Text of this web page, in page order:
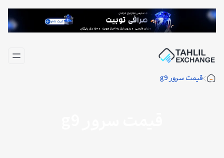
رفتن
قیمت سرور g9